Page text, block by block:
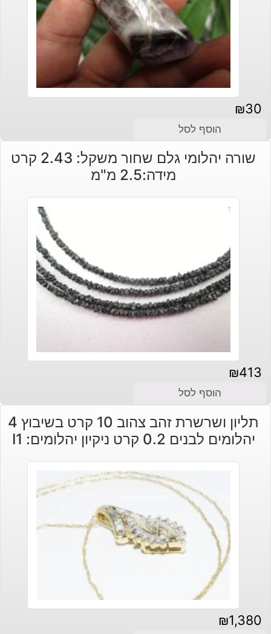
₪30
הוסף לסל
שורה יהלומי גלם שחור משקל: 2.43 קרט
מידה:2.5 מ"מ
₪413
הוסף לסל
תליון ושרשרת זהב צהוב 10 קרט בשיבוץ 4
יהלומים לבנים 0.2 קרט ניקיון יהלומים: I1
₪1,380